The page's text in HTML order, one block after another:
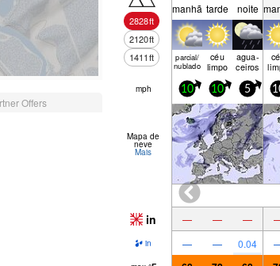
Offers
2828ft
2120ft
1411ft
manhã tarde noite
parcial/
nublado
céu
limpo
agua­
ceiros
mph 10 10 5
Mapa de
neve
Mais
in — — —
in — — 0.04